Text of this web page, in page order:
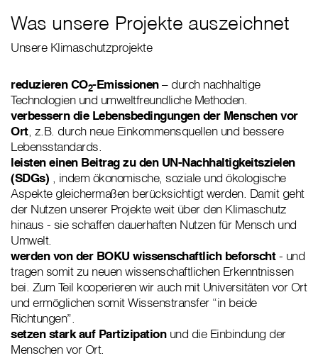
Was unsere Projekte auszeichnet
Unsere Klimaschutzprojekte
reduzieren CO2-Emissionen– durch nachhaltige
Technologien und umweltfreundliche Methoden.
verbessern die Lebensbedingungen der Menschen vor
Ort, z.B. durch neue Einkommensquellen und bessere
Lebensstandards.
leisten einen Beitrag zu den UN-Nachhaltigkeitszielen
(SDGs) , indem ökonomische, soziale und ökologische
Aspekte gleichermaßen berücksichtigt werden. Damit geht
der Nutzen unserer Projekte weit über den Klimaschutz
hinaus - sie schaffen dauerhaften Nutzen für Mensch und
Umwelt.
werden von der BOKU wissenschaftlich beforscht- und
tragen somit zu neuen wissenschaftlichen Erkenntnissen
bei. Zum Teil kooperieren wir auch mit Universitäten vor Ort
und ermöglichen somit Wissenstransfer “in beide
Richtungen”.
setzen stark auf Partizipationund die Einbindung der
Menschen vor Ort.